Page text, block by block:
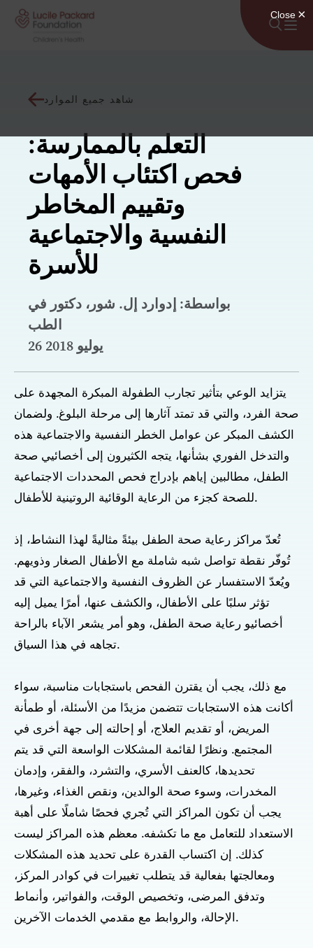
انتقل إلى المحتوى
شاهد جميع الموارد
التعلم بالممارسة:
فحص اكتئاب الأمهات
وتقييم المخاطر
النفسية والاجتماعية
للأسرة
بواسطة: إدوارد إل. شور، دكتور في
الطب
26 يوليو 2018
يتزايد الوعي بتأثير تجارب الطفولة المبكرة المجهدة على
صحة الفرد، والتي قد تمتد آثارها إلى مرحلة البلوغ. ولضمان
الكشف المبكر عن عوامل الخطر النفسية والاجتماعية هذه
والتدخل الفوري بشأنها، يتجه الكثيرون إلى أخصائيي صحة
الطفل، مطالبين إياهم بإدراج فحص المحددات الاجتماعية
للصحة كجزء من الرعاية الوقائية الروتينية للأطفال.
تُعدّ مراكز رعاية صحة الطفل بيئةً مثاليةً لهذا النشاط، إذ
تُوفّر نقطة تواصل شبه شاملة مع الأطفال الصغار وذويهم.
ويُعدّ الاستفسار عن الظروف النفسية والاجتماعية التي قد
تؤثر سلبًا على الأطفال، والكشف عنها، أمرًا يميل إليه
أخصائيو رعاية صحة الطفل، وهو أمر يشعر الآباء بالراحة
تجاهه في هذا السياق.
مع ذلك، يجب أن يقترن الفحص باستجابات مناسبة، سواء
أكانت هذه الاستجابات تتضمن مزيدًا من الأسئلة، أو طمأنة
المريض، أو تقديم العلاج، أو إحالته إلى جهة أخرى في
المجتمع. ونظرًا لقائمة المشكلات الواسعة التي قد يتم
تحديدها، كالعنف الأسري، والتشرد، والفقر، وإدمان
المخدرات، وسوء صحة الوالدين، ونقص الغذاء، وغيرها،
يجب أن تكون المراكز التي تُجري فحصًا شاملًا على أهبة
الاستعداد للتعامل مع ما تكشفه. معظم هذه المراكز ليست
كذلك. إن اكتساب القدرة على تحديد هذه المشكلات
ومعالجتها بفعالية قد يتطلب تغييرات في كوادر المركز،
وتدفق المرضى، وتخصيص الوقت، والفواتير، وأنماط
الإحالة، والروابط مع مقدمي الخدمات الآخرين.